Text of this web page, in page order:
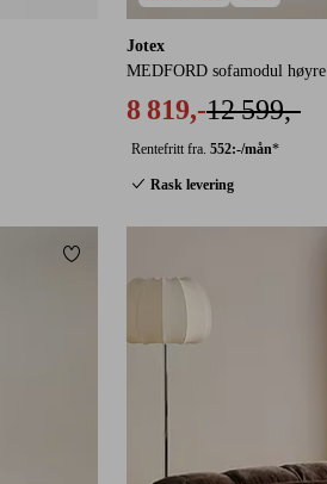
Jotex
MEDFORD sofamodul høyre
8 819,-12 599,-
Rentefritt fra. 552:-/mån*
Rask levering
Legg til favoritter